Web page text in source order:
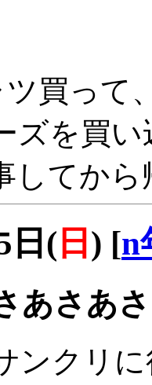
買って
ズを買い
してか
日( 日 ) [n
あさあ
ンクリ